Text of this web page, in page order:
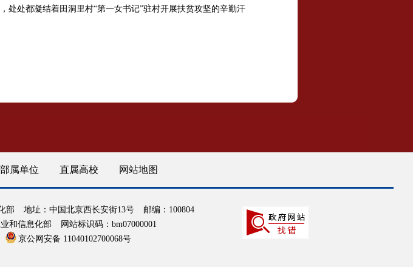
处处都凝结着田洞里村“第一女书记”驻村开展扶贫攻坚的辛勤汗
部属单位 直属高校 网站地图
部 地址：中国北京西长安街13号
邮编：100804
和信息化部
网站标识码：bm07000001
京公网安备 11040102700068号